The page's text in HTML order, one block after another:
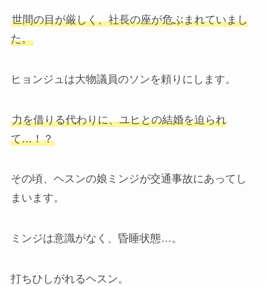
世間の目が厳しく、社長の座が危ぶまれていまし
た。
ヒョンジュは大物議員のソンを頼りにします。
力を借りる代わりに、ユヒとの結婚を迫られ
て…！？
その頃、ヘスンの娘ミンジが交通事故にあってし
まいます。
ミンジは意識がなく、昏睡状態…。
打ちひしがれるヘスン。